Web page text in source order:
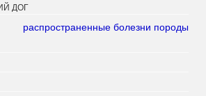
ДОГ
распространенные болезни породы